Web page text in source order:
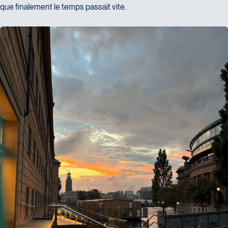
que finalement le temps passait vite.
Ajoutez vos images et/ou votre texte (format Word ou PDF) -
Consentement
En partageant mon expérience, je consens la cession
de mes droits d'auteur sur les photographies et texte et
j'accepte que ces informations puissent être utilisées à
des fins commerciales sur différentes plateformes (site
internet, réseaux sociaux, brochures, infolettre, etc.)
SOUMETTRE